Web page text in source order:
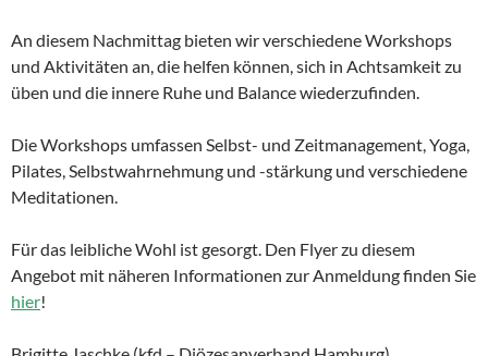
An diesem Nachmittag bieten wir verschiedene Workshops
und Aktivitäten an, die helfen können, sich in Achtsamkeit zu
üben und die innere Ruhe und Balance wiederzufinden.
Die Workshops umfassen Selbst- und Zeitmanagement, Yoga,
Pilates, Selbstwahrnehmung und -stärkung und verschiedene
Meditationen.
Für das leibliche Wohl ist gesorgt. Den Flyer zu diesem
Angebot mit näheren Informationen zur Anmeldung finden Sie
hier!